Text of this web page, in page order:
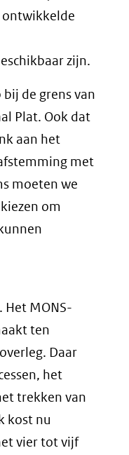
ontwikkelde
zijn.
de grens van
Plat. Ook dat
aan het
met
moeten we
om
MONS-
ten
Daar
het
trekken van
kost nu
vier tot vijf